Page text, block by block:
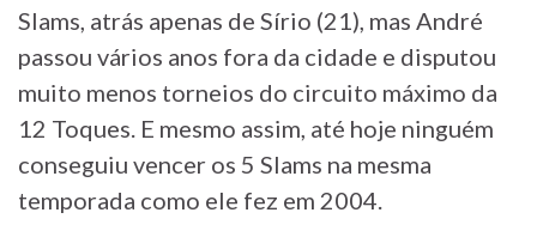
Slams, atrás apenas de Sírio (21), mas André
passou vários anos fora da cidade e disputou
muito menos torneios do circuito máximo da
12 Toques. E mesmo assim, até hoje ninguém
conseguiu vencer os 5 Slams na mesma
temporada como ele fez em 2004.